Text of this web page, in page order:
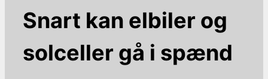
Snart kan elbiler og
solceller gå i spænd